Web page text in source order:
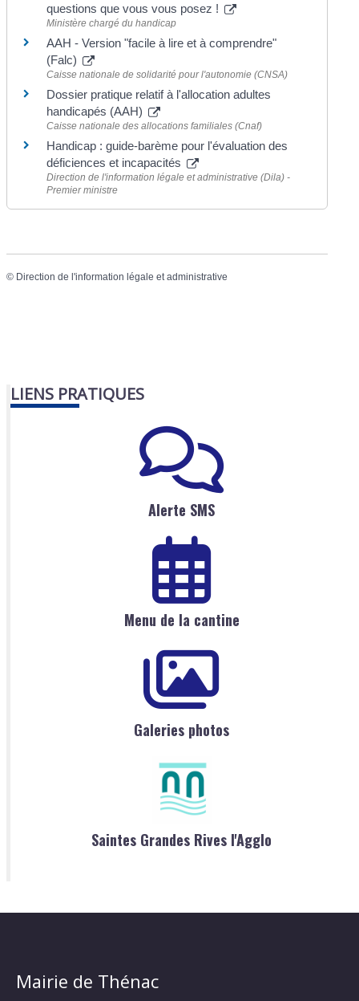
questions que vous vous posez !
Ministère chargé du handicap
AAH - Version "facile à lire et à comprendre"
(Falc)
Caisse nationale de solidarité pour l'autonomie (CNSA)
Dossier pratique relatif à l'allocation adultes
handicapés (AAH)
Caisse nationale des allocations familiales (Cnaf)
Handicap : guide-barème pour l'évaluation des
déficiences et incapacités
Direction de l'information légale et administrative (Dila) -
Premier ministre
© Direction de l'information légale et administrative
LIENS PRATIQUES
Alerte SMS
Menu de la cantine
Galeries photos
Saintes Grandes Rives l'Agglo
Mairie de Thénac